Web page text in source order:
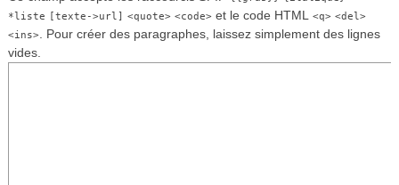
*liste [texte->url] <quote> <code>et le code HTML <q> <del>
<ins>. Pour créer des paragraphes, laissez simplement des lignes
vides.